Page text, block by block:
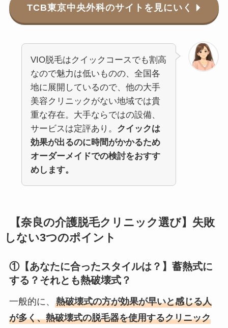
TCB東京中央外科のサイトを見にいく
VIO脱毛はクイックコースでも割高
なので魅力は低いものの、全国各
地に展開しているので、他の大手
美容クリニックがない地域では貴
重な存在。大手ならではの設備、
サービスは定評あり。 クイックは
効果が出るのに時間がかかるため
オーダーメイドでの検討をおすす
めします。
【奈良の介護脱毛クリニック選び】失敗
しない3つのポイント
①【あなたに合ったスタイルは？】蓄熱式に
する？それとも熱破壊式？
一般的に、 熱破壊式の方が効果が早いと感じる人
が多く、熱破壊式の脱毛器を使用するクリニック